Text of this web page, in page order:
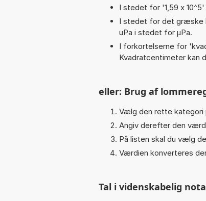
I stedet for '1,59 x
I stedet for det græske
uPa i stedet for µPa.
I forkortelserne for
Kvadratcentimeter kan
eller: Brug af
Vælg den rette kategori
Angiv derefter den
På listen skal du vælg
Værdien konverteres
Tal i videnskabelig